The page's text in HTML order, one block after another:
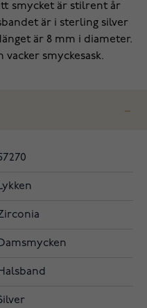
smycket är stilrent år
är i sterling silver
är 8 mm i diameter.
vacker smyckesask.